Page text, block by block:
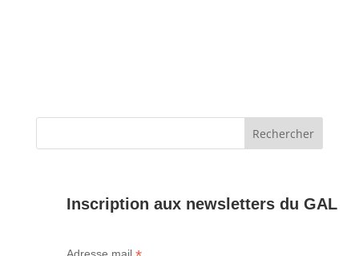
Inscription aux newsletters du GAL